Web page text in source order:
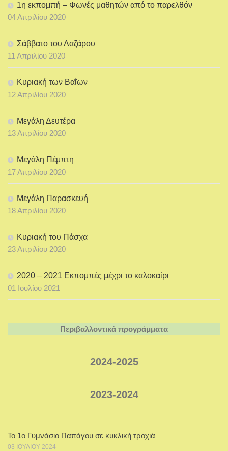
1η εκπομπή – Φωνές μαθητών από το παρελθόν
04 Απριλίου 2020
Σάββατο του Λαζάρου
11 Απριλίου 2020
Κυριακή των Βαΐων
12 Απριλίου 2020
Μεγάλη Δευτέρα
13 Απριλίου 2020
Μεγάλη Πέμπτη
17 Απριλίου 2020
Μεγάλη Παρασκευή
18 Απριλίου 2020
Κυριακή του Πάσχα
23 Απριλίου 2020
2020 – 2021 Εκπομπές μέχρι το καλοκαίρι
01 Ιουλίου 2021
Περιβαλλοντικά προγράμματα
2024-2025
2023-2024
Το 1ο Γυμνάσιο Παπάγου σε κυκλική τροχιά
03 ΙΟΥΛΊΟΥ 2024